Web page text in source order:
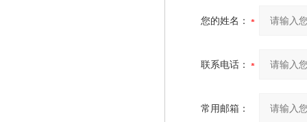
您的姓名：
联系电话：
常用邮箱：